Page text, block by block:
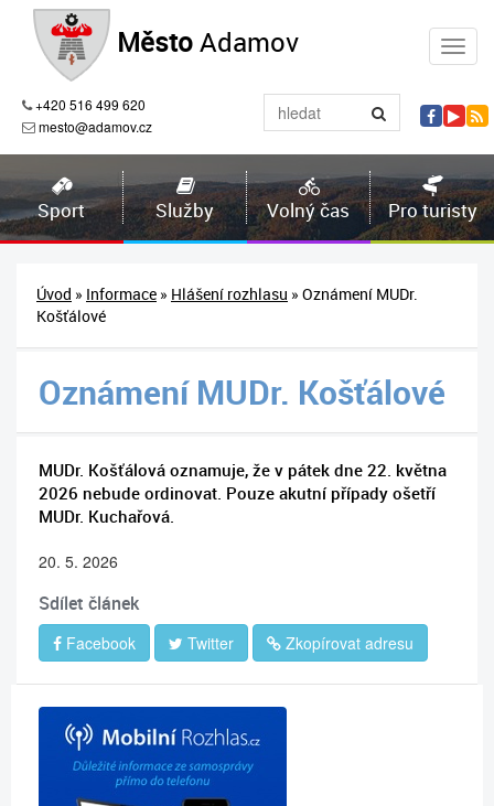
MěstoAdamov
+420 516 499 620
mesto@adamov.cz
Sport Služby Volný čas Pro turisty
Úvod » Informace » Hlášení rozhlasu » Oznámení MUDr.
Košťálové
Oznámení MUDr. Košťálové
MUDr. Košťálová oznamuje, že v pátek dne 22. května
2026 nebude ordinovat. Pouze akutní případy ošetří
MUDr. Kuchařová.
20. 5. 2026
Sdílet článek
Facebook Twitter Zkopírovat adresu